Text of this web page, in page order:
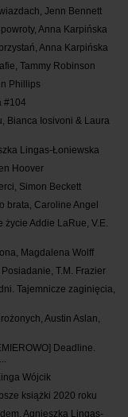
Jenn Bennett
Anna Karpińska
Anna Karpińska
Tammy Robinson
Phillips
#104
Bianca Iosivoni & Laura
Lingas-Łoniewska
Hoover
Simon Beckett
brata, Caroline Angel
życie Addie LaRue, V.E.
Magdalena Wolff
T.M. Frazier
Tajemnicze zaginięcia,
Austin Aslan,
Deadline.
Wójcik
książki 2020 roku
Agnieszka Lingas-